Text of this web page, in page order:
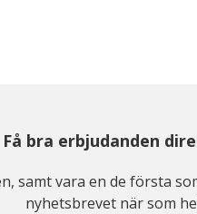
Få bra erbjudanden
samt vara en de första
nyhetsbrevet när som